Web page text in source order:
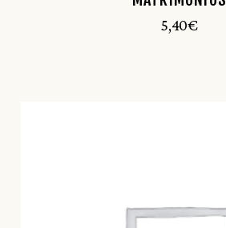
5,40€